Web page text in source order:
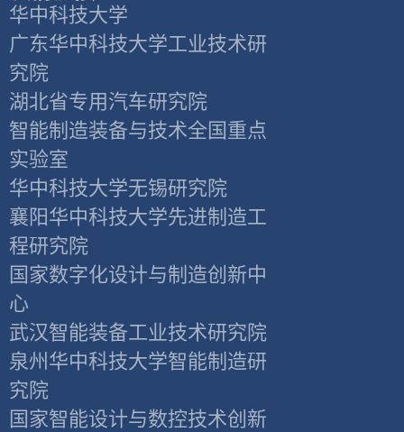
华中科技大学
广东华中科技大学工业技术研
究院
湖北省专用汽车研究院
智能制造装备与技术全国重点
实验室
华中科技大学无锡研究院
襄阳华中科技大学先进制造工
程研究院
国家数字化设计与制造创新中
心
武汉智能装备工业技术研究院
泉州华中科技大学智能制造研
究院
国家智能设计与数控技术创新